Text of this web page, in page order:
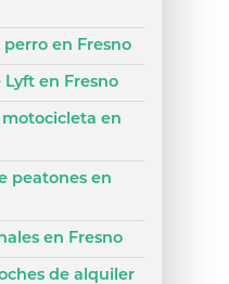
en Fresno
en Fresno
en
peatones en
en Fresno
de alquiler